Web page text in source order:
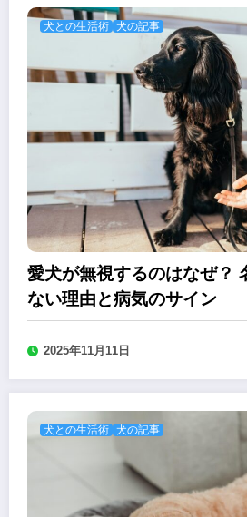
犬との生活術 犬の記事
愛犬が無視するのはなぜ？
ない理由と病気のサイン
2025年11月11日
犬との生活術 犬の記事